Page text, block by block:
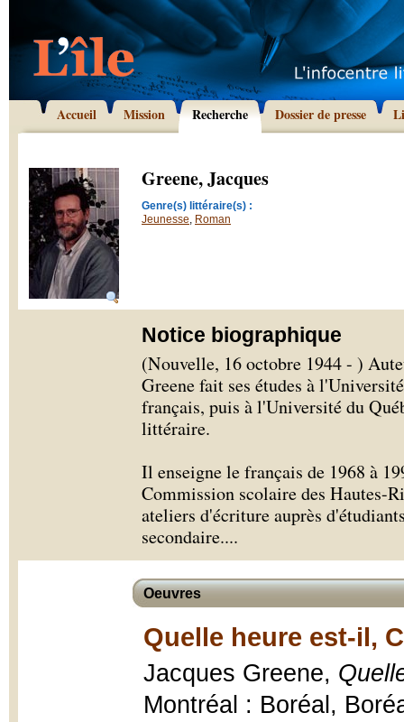
Accueil Mission Recherche Dossier de presse
Greene, Jacques
Genre(s) littéraire(s) :
Jeunesse, Roman
Notice biographique
(Nouvelle, 16 octobre 1944 - )
Greene fait ses études à
français, puis à l'Université du
littéraire.
Il enseigne le français de 1968 à
Commission scolaire des Hautes-
ateliers d'écriture auprès
secondaire....
Oeuvres
Quelle heure est-il,
Jacques Greene,
Montréal : Boréal,